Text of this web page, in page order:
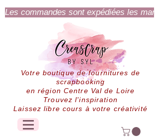
Les commandes sont expédiées les
Votre boutique de fournitures de
scrapbooking
en région Centre Val de Loire
Trouvez l'inspiration
Laissez libre cours à votre créativité